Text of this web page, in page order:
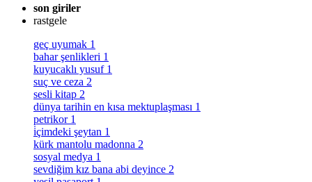
son giriler
rastgele
geç uyumak 1
bahar şenlikleri 1
kuyucaklı yusuf 1
suç ve ceza 2
sesli kitap 2
dünya tarihin en kısa mektuplaşması 1
petrikor 1
i̇çimdeki şeytan 1
kürk mantolu madonna 2
sosyal medya 1
sevdiğim kız bana abi deyince 2